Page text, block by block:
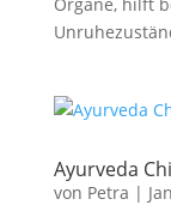
Ayurveda
von Petra |